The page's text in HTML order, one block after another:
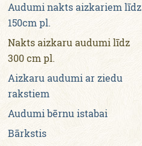
Audumi nakts aizkariem līdz
150cm pl.
Nakts aizkaru audumi līdz
300 cm pl.
Aizkaru audumi ar ziedu
rakstiem
Audumi bērnu istabai
Bārkstis